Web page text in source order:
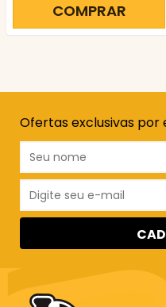
COMPRAR
Ofertas exclusivas por